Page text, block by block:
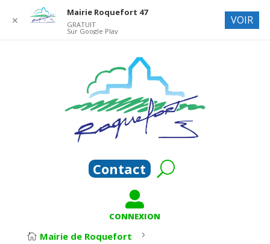
Contact

CONNEXION
 Mairie de Roquefort 5
✕
Mairie Roquefort 47
GRATUIT
Sur Google Play
VOIR